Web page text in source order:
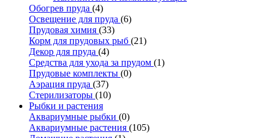
Обогрев пруда (4)
Освещение для пруда (6)
Прудовая химия (33)
Корм для прудовых рыб (21)
Декор для пруда (4)
Средства для ухода за прудом (1)
Прудовые комплекты (0)
Аэрация пруда (37)
Стерилизаторы (10)
Рыбки и растения
Аквариумные рыбки (0)
Аквариумные растения (105)